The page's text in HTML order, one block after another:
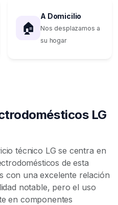
🏠
A Domicilio
Nos desplazamos a
su hogar
LG
técnico LG se centra en
de esta
con una excelente relación
notable, pero el uso
en componentes